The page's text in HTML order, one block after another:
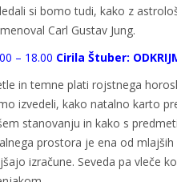
si bomo tudi, kako z
Carl Gustav Jung.
– 18.00 Cirila Štuber:
in temne plati rojstnega
izvedeli, kako natalno karto
stanovanju in kako s
prostora je ena od
izračune. Seveda pa vleče